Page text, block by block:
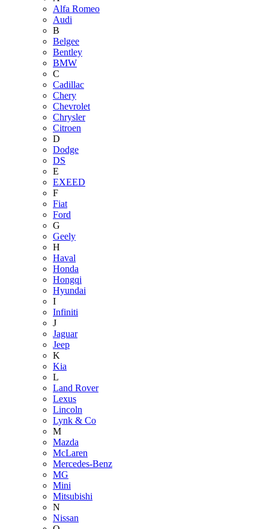
Alfa Romeo
Audi
B
Belgee
Bentley
BMW
C
Cadillac
Chery
Chevrolet
Chrysler
Citroen
D
Dodge
DS
E
EXEED
F
Fiat
Ford
G
Geely
H
Haval
Honda
Hongqi
Hyundai
I
Infiniti
J
Jaguar
Jeep
K
Kia
L
Land Rover
Lexus
Lincoln
Lynk & Co
M
Mazda
McLaren
Mercedes-Benz
MG
Mini
Mitsubishi
N
Nissan